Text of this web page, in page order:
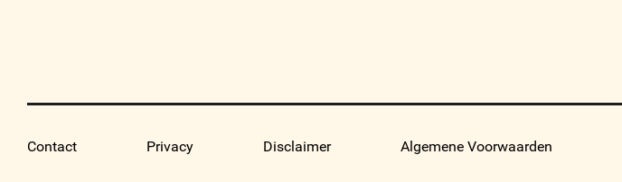
Contact Privacy Disclaimer Algemene Voorwaarden